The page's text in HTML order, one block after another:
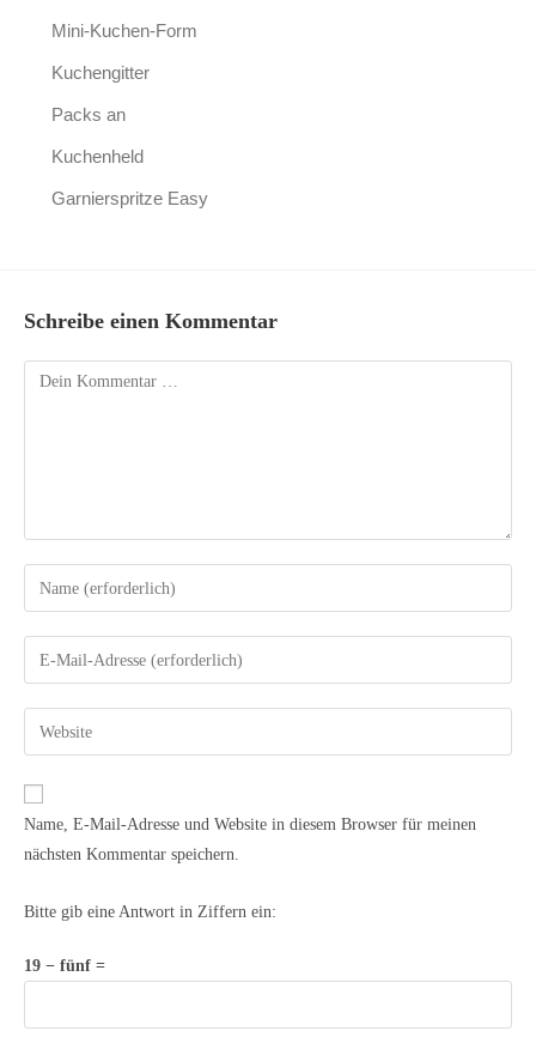
Mini-Kuchen-Form
Kuchengitter
Packs an
Kuchenheld
Garnierspritze Easy
Schreibe einen Kommentar
Name, E-Mail-Adresse und Website in diesem Browser für meinen
nächsten Kommentar speichern.
Bitte gib eine Antwort in Ziffern ein:
19 − fünf =